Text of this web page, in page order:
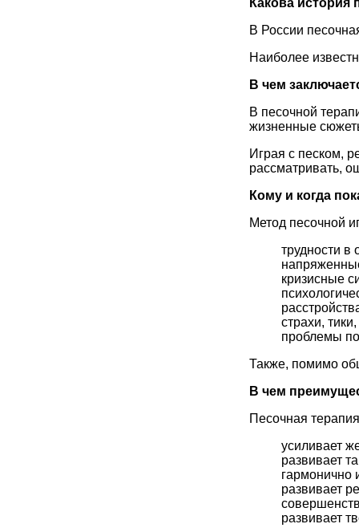
Какова история
В России
Наиболее
В чем
В песочной
жизненные
Играя с песком,
рассматривать,
Кому и когда
Метод песочной
трудности в
кризисные
страхи,
проблемы
Также, помимо
В чем
Песочная
усиливает
развивает
гармонично
развивает
развивает